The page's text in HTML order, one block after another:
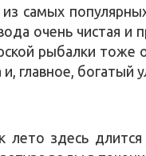
самых
очень чистая и
рыбалки тоже
главное, богатый
здесь